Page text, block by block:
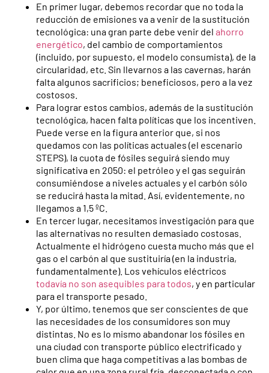
En primer lugar, debemos recordar que no toda la
reducción de emisiones va a venir de la sustitución
tecnológica: una gran parte debe venir del ahorro
energético, del cambio de comportamientos
(incluido, por supuesto, el modelo consumista), de la
circularidad, etc. Sin llevarnos a las cavernas, harán
falta algunos sacrificios; beneficiosos, pero a la vez
costosos.
Para lograr estos cambios, además de la sustitución
tecnológica, hacen falta políticas que los incentiven.
Puede verse en la figura anterior que, si nos
quedamos con las políticas actuales (el escenario
STEPS), la cuota de fósiles seguirá siendo muy
significativa en 2050: el petróleo y el gas seguirán
consumiéndose a niveles actuales y el carbón sólo
se reducirá hasta la mitad. Así, evidentemente, no
llegamos a 1,5 ºC.
En tercer lugar, necesitamos investigación para que
las alternativas no resulten demasiado costosas.
Actualmente el hidrógeno cuesta mucho más que el
gas o el carbón al que sustituiría (en la industria,
fundamentalmente). Los vehículos eléctricos
todavía no son asequibles para todos, y en particular
para el transporte pesado.
Y, por último, tenemos que ser conscientes de que
las necesidades de los consumidores son muy
distintas. No es lo mismo abandonar los fósiles en
una ciudad con transporte público electrificado y
buen clima que haga competitivas a las bombas de